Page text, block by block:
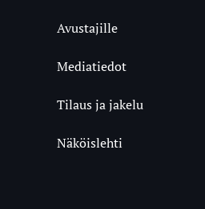
Avustajille
Mediatiedot
Tilaus ja jakelu
Näköislehti